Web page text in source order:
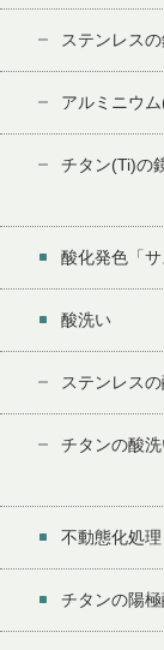
ステンレス
アルミニウ
チタン(Ti)の
酸化発色「
酸洗い
ステンレス
チタンの酸
不動態化処理
チタンの陽